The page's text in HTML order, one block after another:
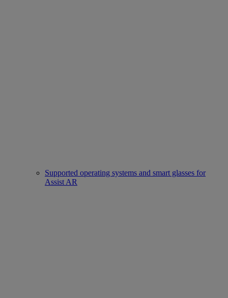
Supported operating systems and smart glasses for
Assist AR